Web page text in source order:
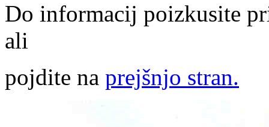
Do informacij poizkusite
ali
pojdite na prejšnjo stran.